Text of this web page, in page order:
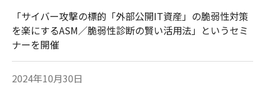
「サイバー攻撃の標的「外部公開IT資産」の脆弱性対策
を楽にするASM／脆弱性診断の賢い活用法」というセミ
ナーを開催
2024年10月30日